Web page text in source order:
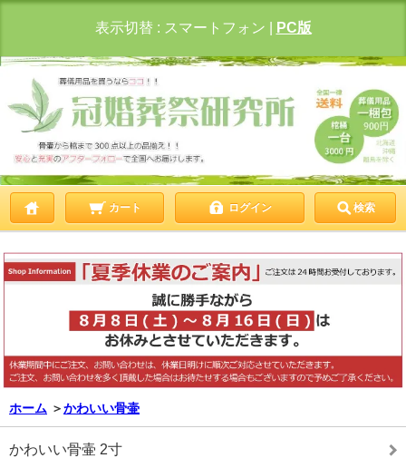
表示切替 : スマートフォン PC版
カート ログイン 検索
ホーム ＞かわいい骨壷
かわいい骨壷 2寸